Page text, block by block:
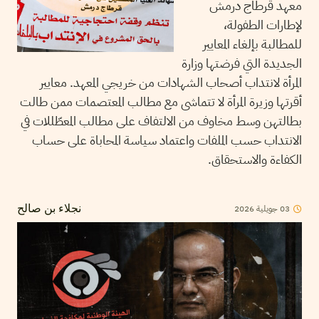
معهد قرطاج درمش
لإطارات الطفولة،
للمطالبة بإلغاء المعايير
الجديدة التي فرضتها وزارة
المرأة لانتداب أصحاب الشهادات من خريجي المعهد. معايير
أقرتها وزيرة المرأة لا تتماشى مع مطالب المعتصمات ممن طالت
بطالتهن وسط مخاوف من الالتفاف على مطالب المعطّللات في
الانتداب حسب الملفات واعتماد سياسة المحاباة على حساب
الكفاءة والاستحقاق.
نجلاء بن صالح 03جويلية2026